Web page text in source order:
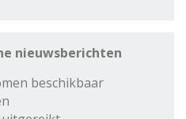
nieuwsberichten
beschikbaar